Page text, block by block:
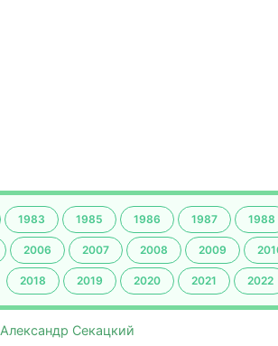
1983 1985 1986 1987 1988
2006 2007 2008 2009
2018 2019 2020 2021 2022
Александр Секацкий